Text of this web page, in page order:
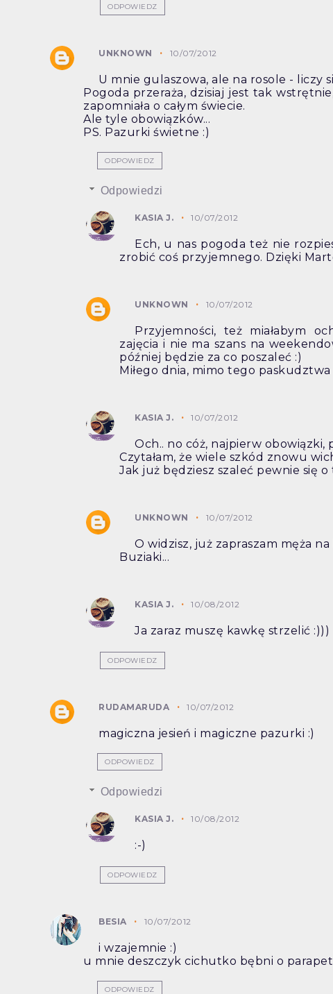
ODPOWIEDZ
UNKNOWN 10/07/2012
U mnie gulaszowa, ale na rosole - liczy
Pogoda przeraża, dzisiaj jest tak
zapomniała o całym świecie.
Ale tyle obowiązków...
PS. Pazurki świetne :)
ODPOWIEDZ
Odpowiedzi
KASIA J. 10/07/2012
Ech, u nas pogoda też nie
zrobić coś przyjemnego. Dzięki
UNKNOWN 10/07/2012
Przyjemności, też miałabym
zajęcia i nie ma szans na
później będzie za co poszaleć :)
Miłego dnia, mimo tego paskudztwa
KASIA J. 10/07/2012
Och.. no cóż, najpierw obowiązki,
Czytałam, że wiele szkód znowu
Jak już będziesz szaleć pewnie się o
UNKNOWN 10/07/2012
O widzisz, już zapraszam męża
Buziaki...
KASIA J. 10/08/2012
Ja zaraz muszę kawkę strzelić :)))
ODPOWIEDZ
RUDAMARUDA 10/07/2012
magiczna jesień i magiczne pazurki :)
ODPOWIEDZ
Odpowiedzi
KASIA J. 10/08/2012
:-)
ODPOWIEDZ
BESIA 10/07/2012
i wzajemnie :)
u mnie deszczyk cichutko bębni o
ODPOWIEDZ